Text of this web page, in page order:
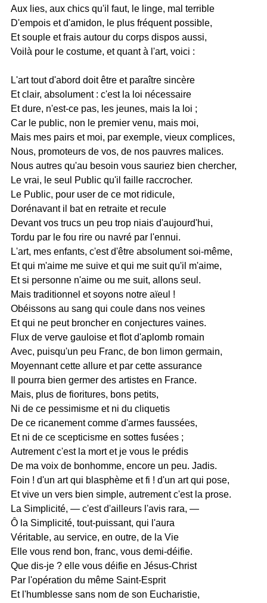
Aux lies, aux chics qu'il faut, le linge, mal terrible
D'empois et d'amidon, le plus fréquent possible,
Et souple et frais autour du corps dispos aussi,
Voilà pour le costume, et quant à l'art, voici :
L'art tout d'abord doit être et paraître sincère
Et clair, absolument : c'est la loi nécessaire
Et dure, n'est-ce pas, les jeunes, mais la loi ;
Car le public, non le premier venu, mais moi,
Mais mes pairs et moi, par exemple, vieux complices,
Nous, promoteurs de vos, de nos pauvres malices.
Nous autres qu'au besoin vous sauriez bien chercher,
Le vrai, le seul Public qu'il faille raccrocher.
Le Public, pour user de ce mot ridicule,
Dorénavant il bat en retraite et recule
Devant vos trucs un peu trop niais d'aujourd'hui,
Tordu par le fou rire ou navré par l'ennui.
L'art, mes enfants, c'est d'être absolument soi-même,
Et qui m'aime me suive et qui me suit qu'il m'aime,
Et si personne n'aime ou me suit, allons seul.
Mais traditionnel et soyons notre aïeul !
Obéissons au sang qui coule dans nos veines
Et qui ne peut broncher en conjectures vaines.
Flux de verve gauloise et flot d'aplomb romain
Avec, puisqu'un peu Franc, de bon limon germain,
Moyennant cette allure et par cette assurance
Il pourra bien germer des artistes en France.
Mais, plus de fioritures, bons petits,
Ni de ce pessimisme et ni du cliquetis
De ce ricanement comme d'armes faussées,
Et ni de ce scepticisme en sottes fusées ;
Autrement c'est la mort et je vous le prédis
De ma voix de bonhomme, encore un peu. Jadis.
Foin ! d'un art qui blasphème et fi ! d'un art qui pose,
Et vive un vers bien simple, autrement c'est la prose.
La Simplicité, — c'est d'ailleurs l'avis rara, —
Ô la Simplicité, tout-puissant, qui l'aura
Véritable, au service, en outre, de la Vie
Elle vous rend bon, franc, vous demi-déifie.
Que dis-je ? elle vous déifie en Jésus-Christ
Par l'opération du même Saint-Esprit
Et l'humblesse sans nom de son Eucharistie,